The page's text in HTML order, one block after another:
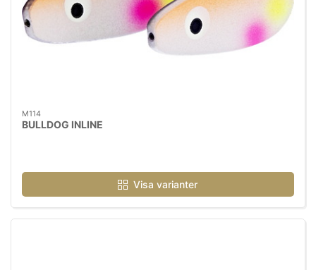
M114
BULLDOG INLINE
Visa varianter